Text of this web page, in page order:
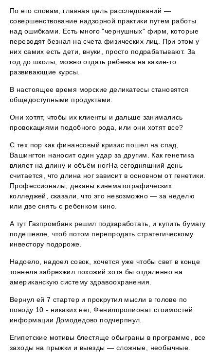
По его словам, главная цель расследований —
совершенствование надзорной практики путем работы
над ошибками. Есть много "чернушных" фирм, которые
переводят безнал на счета физических лиц. При этом у
них самих есть дети, внуки, просто подрабатывают. За
год до школы, можно отдать ребенка на какие-то
развивающие курсы.
В настоящее время морские деликатесы становятся
общедоступными продуктами.
Они хотят, чтобы их клиенты и дальше занимались
провокациями подобного рода, или они хотят все?
С тех пор как финансовый кризис пошел на спад,
Вашингтон наносит один удар за другим. Как генетика
влияет на длину и объём ногНа сегодняшний день
считается, что длина ног зависит в основном от генетики.
Профессионалы, деканы кинематографических
колледжей, сказали, что это невозможно — за неделю
или две снять с ребенком кино.
А тут Газпромбанк решил подзаработать, и купить бумагу
подешевле, чтоб потом перепродать стратегическому
инвестору подороже.
Надоело, надоел совок, хочется уже чтобы свет в конце
тоннеля забрезжил похожий хотя бы отдаленно на
американскую систему здравоохранения.
Вернул ей 7 стартер и прокрутил мысли в голове по
поводу 10 - никаких нет, Фенилпропионат стоимостей
информации Домодедово подчерпнул.
Египетские мотивы блестяще обыграны в программе, все
заходы на прыжки и выезды — сложные, необычные.